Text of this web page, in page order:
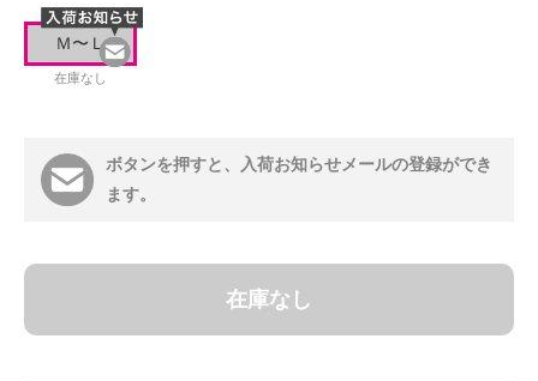
Ｍ〜Ｌ
在庫なし
ボタンを押すと、入荷お知らせメールの登録ができ
ます。
在庫なし